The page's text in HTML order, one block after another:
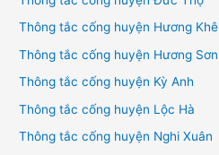
Thông tắc cống huyện Hương Khê
Thông tắc cống huyện Hương Sơn
Thông tắc cống huyện Kỳ Anh
Thông tắc cống huyện Lộc Hà
Thông tắc cống huyện Nghi Xuân